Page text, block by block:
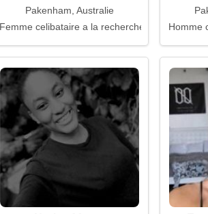
Pakenham, Australie
Femme celibataire a la recherche d'un mari
Homme